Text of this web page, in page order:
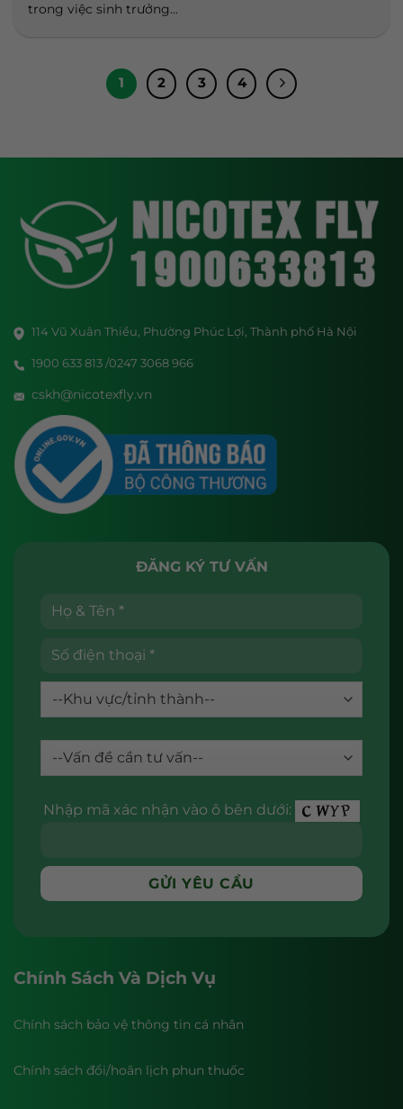
trong việc sinh trưởng...
1 2 3 4
114 Vũ Xuân Thiều, Phường Phúc Lợi, Thành phố Hà Nội
1900 633 813 /0247 3068 966
cskh@nicotexfly.vn
ĐĂNG KÝ TƯ VẤN
Nhập mã xác nhận vào ô bên dưới:
Chính Sách Và Dịch Vụ
Chính sách bảo vệ thông tin cá nhân
Chính sách đổi/hoãn lịch phun thuốc